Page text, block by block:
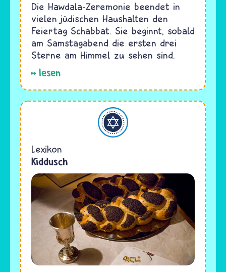
Die Hawdala-Zeremonie beendet in
vielen jüdischen Haushalten den
Feiertag Schabbat. Sie beginnt, sobald
am Samstagabend die ersten drei
Sterne am Himmel zu sehen sind.
lesen
Judentum
Lexikon
Kiddusch